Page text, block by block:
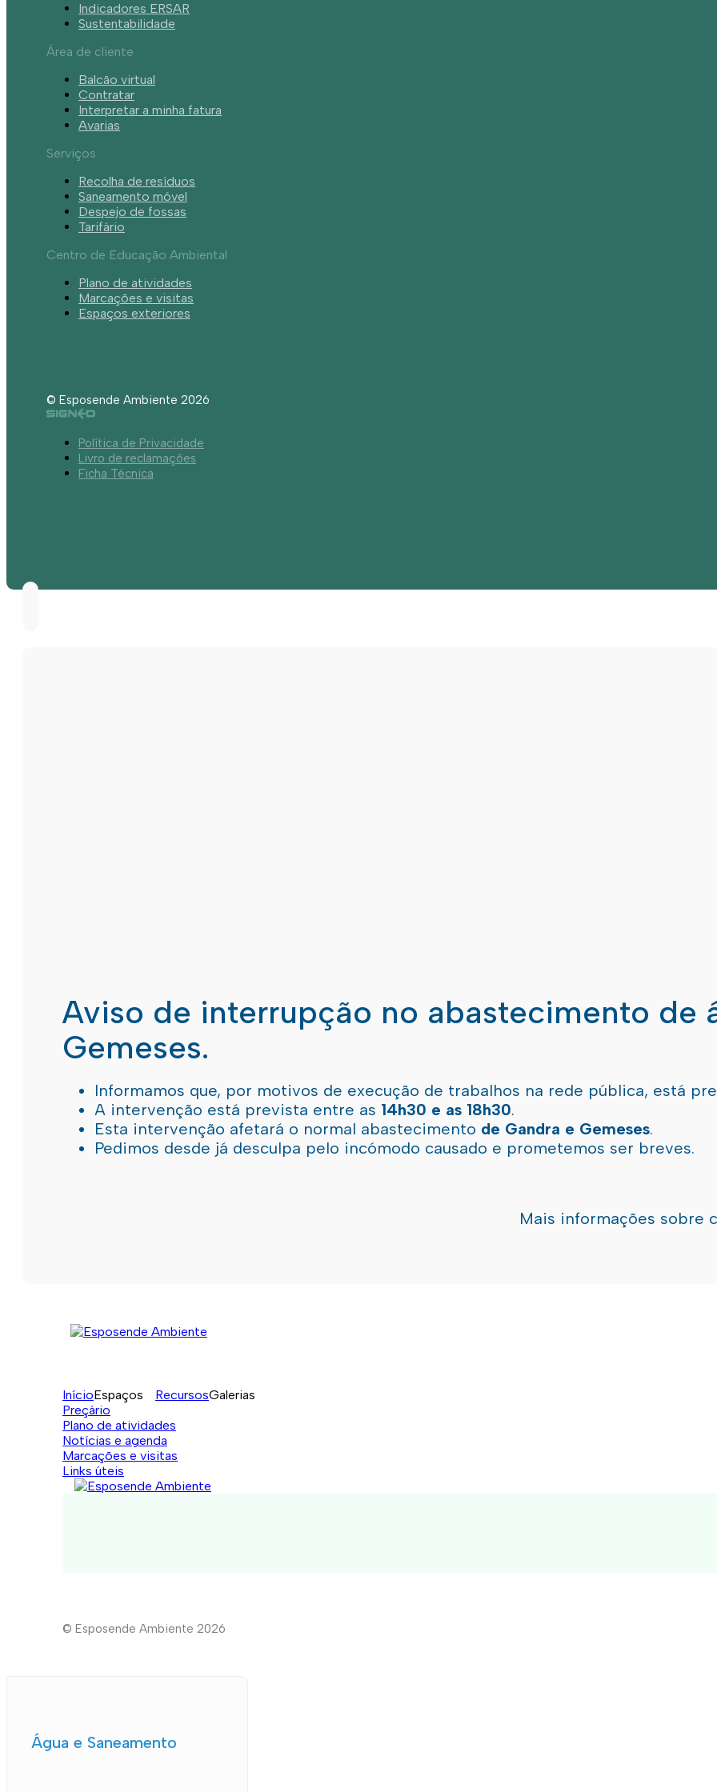
Indicadores ERSAR
Sustentabilidade
Área de cliente
Balcão virtual
Contratar
Interpretar a minha fatura
Avarias
Serviços
Recolha de resíduos
Saneamento móvel
Despejo de fossas
Tarifário
Centro de Educação Ambiental
Plano de atividades
Marcações e visitas
Espaços exteriores
© Esposende Ambiente 2026
Política de Privacidade
Livro de reclamações
Ficha Técnica
Aviso de interrupção no abastecimento de
Gemeses.
Informamos que, por motivos de execução de trabalhos na rede pública, está
A intervenção está prevista entre as 14h30 e as 18h30.
Esta intervenção afetará o normal abastecimento de Gandra e Gemeses.
Pedimos desde já desculpa pelo incómodo causado e prometemos ser breves.
Mais informações sobre
InícioEspaços RecursosGalerias
Preçário
Plano de atividades
Notícias e agenda
Marcações e visitas
Links úteis
© Esposende Ambiente 2026
Água e Saneamento